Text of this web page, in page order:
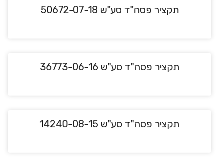
תקציר פסה"ד סע"ש 50672-07-18
תקציר פסה"ד סע"ש 36773-06-16
תקציר פסה"ד סע"ש 14240-08-15